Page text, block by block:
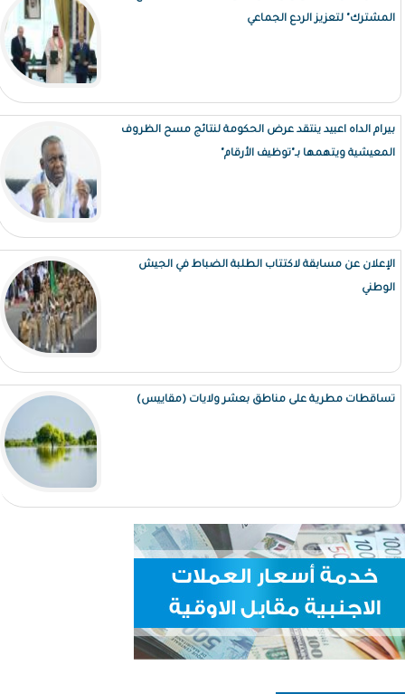
المشترك" لتعزيز الردع الجماعي
بيرام الداه اعبيد ينتقد عرض الحكومة لنتائج مسح الظروف
المعيشية ويتهمها بـ"توظيف الأرقام"
الإعلان عن مسابقة لاكتتاب الطلبة الضباط في الجيش
الوطني
تساقطات مطرية على مناطق بعشر ولايات (مقاييس)